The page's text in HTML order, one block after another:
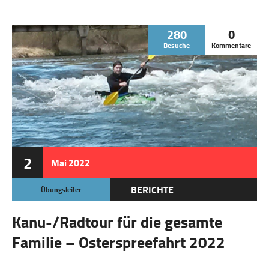
2 Mai2022
280
Besuche
0
Kommentare
Übungsleiter BERICHTE
Kanu-/Radtour für die gesamte
Familie – Osterspreefahrt 2022